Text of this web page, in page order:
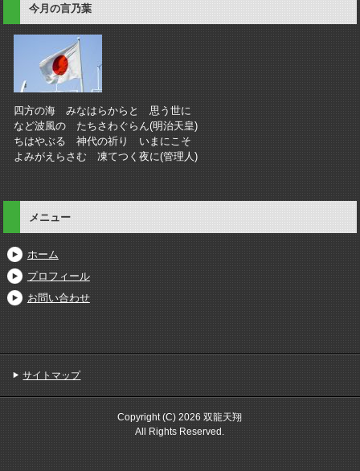
今月の言乃葉
四方の海 みなはらからと 思う世に
など波風の たちさわぐらん(明治天皇)
ちはやぶる 神代の祈り いまにこそ
よみがえらさむ 凍てつく夜に(管理人)
メニュー
ホーム
プロフィール
お問い合わせ
サイトマップ
Copyright (C) 2026 双龍天翔
All Rights Reserved.